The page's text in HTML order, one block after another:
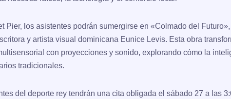
Pier, los asistentes podrán sumergirse en «Colmado del Futuro»
y artista visual dominicana Eunice Levis. Esta obra
con proyecciones y sonido, explorando cómo la
tradicionales.
del deporte rey tendrán una cita obligada el sábado 27 a las